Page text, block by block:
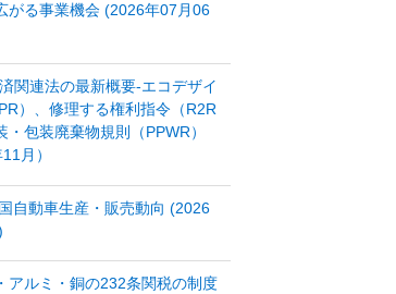
がる事業機会 (2026年07月06
関連法の最新概要‐エコデザイ
）、修理する権利指令（R2R
・包装廃棄物規則（PPWR）
月）
自動車生産・販売動向 (2026
アルミ・銅の232条関税の制度